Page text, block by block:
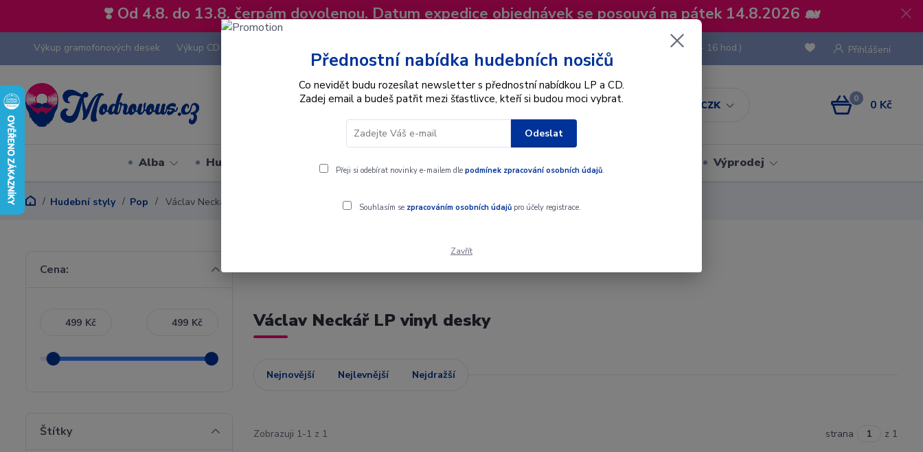
❣️ Od 4.8. do 13.8. čerpám dovolenou. Datum expedice objednávek se posouvá na pátek 14.8.2026 🐋
Výkup gramofonových desek Výkup CD
CZK
Přihlášení
Hledat
(Po-Pá, 8 - 16 hod.)
0 0 Kč
Alba Hudební styly Interpret Dárkové poukazy Výprodej
Hudební styly Pop Václav Neckář
Václav Neckář LP vinyl desky
Nejnovější Nejlevnější Nejdražší
Zobrazuji 1-1 z 1 strana z 1
Cena:
Kč Kč
Štítky
Přednostní nabídka hudebních nosičů
Co nevidět budu rozesílat newsletter s přednostní nabídkou LP a CD.
Zadej email a budeš patřit mezi šťastlivce, kteří si budou moci vybrat.
Odeslat
Přeji si odebírat novinky e-mailem dle podmínek zpracování osobních údajů.
Souhlasím se zpracováním osobních údajůpro účely registrace.
Zavřít